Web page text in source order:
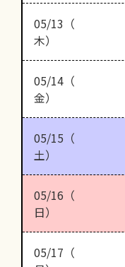
05/13（
木）
05/14（
金）
05/15（
土）
05/16（
日）
05/17（